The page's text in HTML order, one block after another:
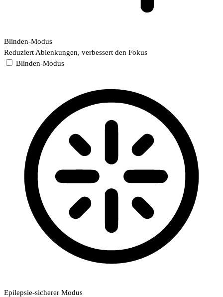
Blinden-Modus
Reduziert Ablenkungen, verbessert den Fokus
Blinden-Modus
Epilepsie-sicherer Modus